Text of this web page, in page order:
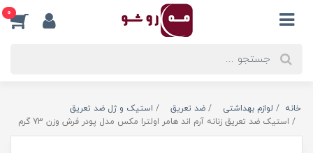
0
خانه لوازم بهداشتی ضد تعریق
استیک و ژل ضد تعریق
استیک ضد تعریق زنانه آرم اند هامر اولترا مکس مدل پودر فرش وزن 73 گرم